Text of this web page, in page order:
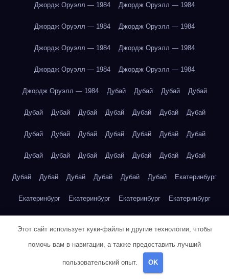
Джордж Оруэлл — 1984 Джордж Оруэлл — 1984
Джордж Оруэлл — 1984 Джордж Оруэлл — 1984
Джордж Оруэлл — 1984 Джордж Оруэлл — 1984
Джордж Оруэлл — 1984 Джордж Оруэлл — 1984
Джордж Оруэлл — 1984 Дубай Дубай Дубай Дубай
Дубай Дубай Дубай Дубай Дубай Дубай Дубай
Дубай Дубай Дубай Дубай Дубай Дубай Дубай
Дубай Дубай Дубай Дубай Дубай Дубай Дубай
Дубай Дубай Дубай Дубай Дубай Дубай Екатеринбург
Екатеринбург Екатеринбург Екатеринбург Екатеринбург
Екатеринбург
Екатеринбург Екатеринбург
Этот сайт использует куки-файлы и другие технологии, чтобы
помочь вам в навигации, а также предоставить лучший
пользовательский опыт. OK